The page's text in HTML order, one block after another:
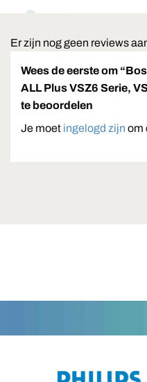
Er zijn nog geen reviews
Wees de eerste om
ALL Plus VSZ6 Serie,
te beoordelen
Je moet ingelogd zijn om